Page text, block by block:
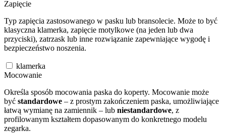
Zapięcie
Typ zapięcia zastosowanego w pasku lub bransolecie. Może to być
klasyczna klamerka, zapięcie motylkowe (na jeden lub dwa
przyciski), zatrzask lub inne rozwiązanie zapewniające wygodę i
bezpieczeństwo noszenia.
klamerka
Mocowanie
Określa sposób mocowania paska do koperty. Mocowanie może
być standardowe – z prostym zakończeniem paska, umożliwiające
łatwą wymianę na zamiennik – lub niestandardowe, z
profilowanym kształtem dopasowanym do konkretnego modelu
zegarka.